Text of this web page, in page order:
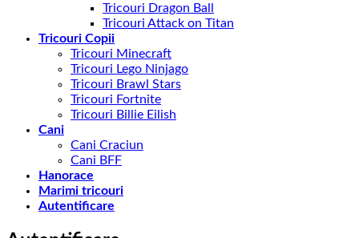
Tricouri Dragon Ball
Tricouri Attack on Titan
Tricouri Copii
Tricouri Minecraft
Tricouri Lego Ninjago
Tricouri Brawl Stars
Tricouri Fortnite
Tricouri Billie Eilish
Cani
Cani Craciun
Cani BFF
Hanorace
Marimi tricouri
Autentificare